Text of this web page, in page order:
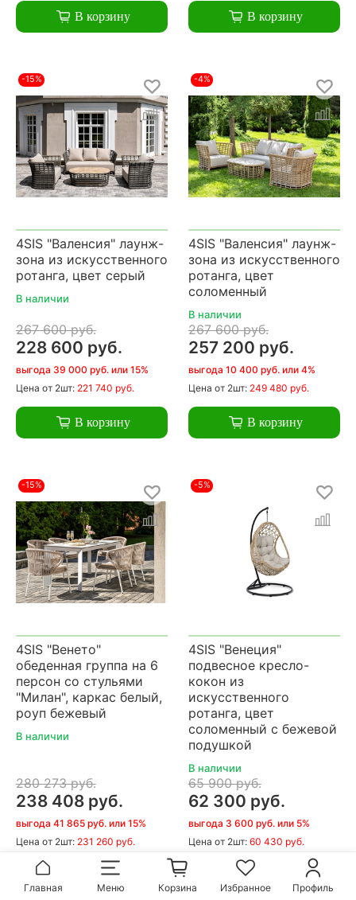
В корзину В корзину
-15%
4SIS "Валенсия" лаунж-
зона из искусственного
ротанга, цвет серый
В наличии
267 600 руб.
228 600 руб.
выгода 39 000 руб. или 15%
Цена от 2шт: 221 740 руб.
В корзину
-4%
4SIS "Валенсия" лаунж-
зона из искусственного
ротанга, цвет
соломенный
В наличии
267 600 руб.
257 200 руб.
выгода 10 400 руб. или 4%
Цена от 2шт: 249 480 руб.
В корзину
-15%
4SIS "Венето"
обеденная группа на 6
персон со стульями
"Милан", каркас белый,
роуп бежевый
В наличии
280 273 руб.
238 408 руб.
выгода 41 865 руб. или 15%
Цена от 2шт: 231 260 руб.
В корзину
-5%
4SIS "Венеция"
подвесное кресло-
кокон из
искусственного
ротанга, цвет
соломенный с бежевой
подушкой
В наличии
65 900 руб.
62 300 руб.
выгода 3 600 руб. или 5%
Цена от 2шт: 60 430 руб.
В корзину
Главная Меню Корзина Избранное Профиль